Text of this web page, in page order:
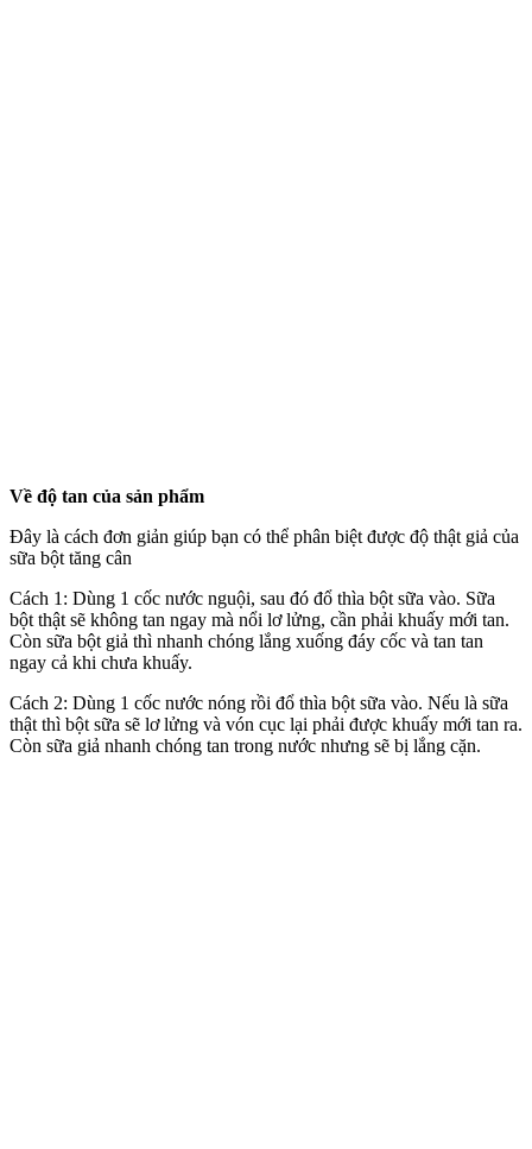
Về độ tan của sản phẩm
Đây là cách đơn giản giúp bạn có thể phân biệt được độ thật giả của
sữa bột tăng cân
Cách 1: Dùng 1 cốc nước nguội, sau đó đổ thìa bột sữa vào. Sữa
bột thật sẽ không tan ngay mà nổi lơ lửng, cần phải khuấy mới tan.
Còn sữa bột giả thì nhanh chóng lắng xuống đáy cốc và tan tan
ngay cả khi chưa khuấy.
Cách 2: Dùng 1 cốc nước nóng rồi đổ thìa bột sữa vào. Nếu là sữa
thật thì bột sữa sẽ lơ lửng và vón cục lại phải được khuấy mới tan ra.
Còn sữa giả nhanh chóng tan trong nước nhưng sẽ bị lắng cặn.